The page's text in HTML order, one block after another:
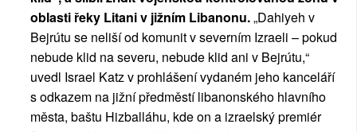
oblasti řeky Litani v jižním Libanonu.„Dahiyeh v
Bejrútu se neliší od komunit v severním Izraeli – pokud
nebude klid na severu, nebude klid ani v Bejrútu,“
uvedl Israel Katz v prohlášení vydaném jeho kanceláří
s odkazem na jižní předměstí libanonského hlavního
města, baštu Hizballáhu, kde on a izraelský premiér